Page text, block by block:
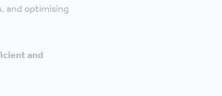
, and optimising
and